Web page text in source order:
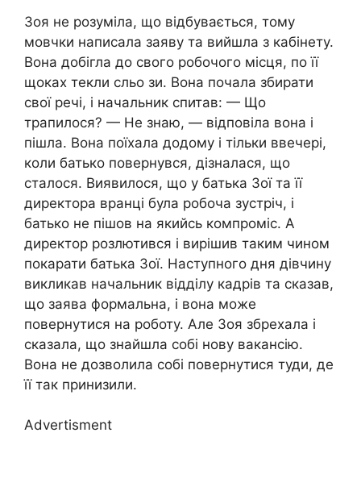
Зоя не розуміла, що відбувається, тому
мовчки написала заяву та вийшла з кабінету.
Вона добігла до свого робочого місця, по її
щоках текли сльо зи. Вона почала збирати
свої речі, і начальник спитав: — Що
трапилося? — Не знаю, — відповіла вона і
пішла. Вона поїхала додому і тільки ввечері,
коли батько повернувся, дізналася, що
сталося. Виявилося, що у батька Зої та її
директора вранці була робоча зустріч, і
батько не пішов на якийсь компроміс. А
директор розлютився і вирішив таким чином
покарати батька Зої. Наступного дня дівчину
викликав начальник відділу кадрів та сказав,
що заява формальна, і вона може
повернутися на роботу. Але Зоя збрехала і
сказала, що знайшла собі нову вакансію.
Вона не дозволила собі повернутися туди, де
її так принизили.
Advertisment